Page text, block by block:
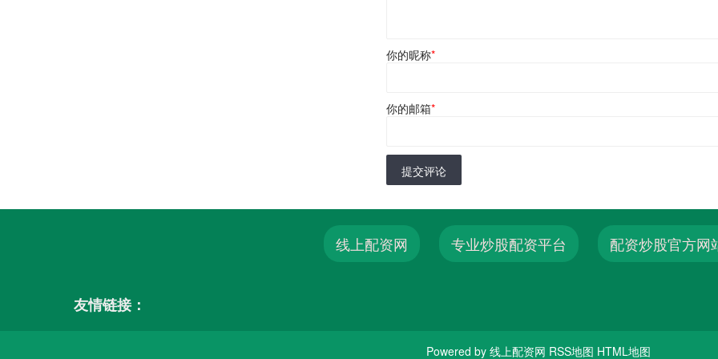
你的昵称*
你的邮箱*
提交评论
线上配资网 专业炒股配资平台 配资炒股官方网
友情链接：
Powered by 线上配资网 RSS地图 HTML地图